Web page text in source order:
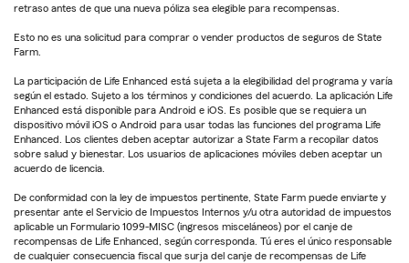
retraso antes de que una nueva póliza sea elegible para recompensas.
Esto no es una solicitud para comprar o vender productos de seguros de State
Farm.
La participación de Life Enhanced está sujeta a la elegibilidad del programa y varía
según el estado. Sujeto a los términos y condiciones del acuerdo. La aplicación Life
Enhanced está disponible para Android e iOS. Es posible que se requiera un
dispositivo móvil iOS o Android para usar todas las funciones del programa Life
Enhanced. Los clientes deben aceptar autorizar a State Farm a recopilar datos
sobre salud y bienestar. Los usuarios de aplicaciones móviles deben aceptar un
acuerdo de licencia.
De conformidad con la ley de impuestos pertinente, State Farm puede enviarte y
presentar ante el Servicio de Impuestos Internos y/u otra autoridad de impuestos
aplicable un Formulario 1099-MISC (ingresos misceláneos) por el canje de
recompensas de Life Enhanced, según corresponda. Tú eres el único responsable
de cualquier consecuencia fiscal que surja del canje de recompensas de Life